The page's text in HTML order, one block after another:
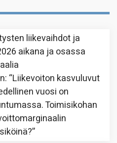
liikevaihdot ja
aikana ja osassa
: “Liikevoiton kasvuluvut
vuosi on
Toimisikohan
”